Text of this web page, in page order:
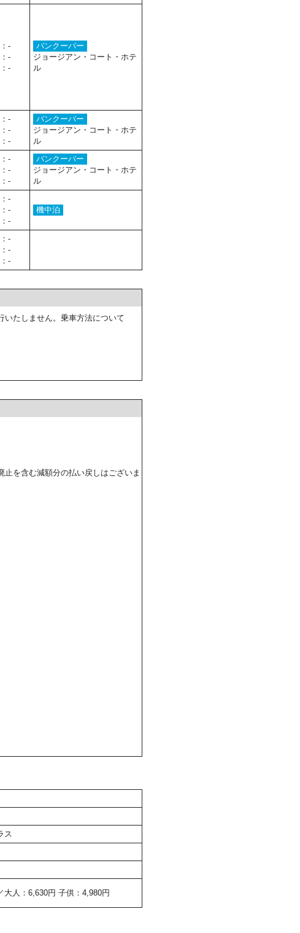
-
-
-
バンクーバー
ジョージアン・コート・ホテ
ル
-
-
-
バンクーバー
ジョージアン・コート・ホテ
ル
-
-
-
バンクーバー
ジョージアン・コート・ホテ
ル
-
-
-
機中泊
-
-
-
いたしません。乗車方法について
を含む減額分の払い戻しはございま
ス
大人：6,630円 子供：4,980円